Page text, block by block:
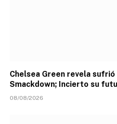
Chelsea Green revela sufrió
Smackdown; Incierto su
08/08/2026